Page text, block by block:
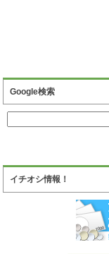
Google検索
イチオシ情報！